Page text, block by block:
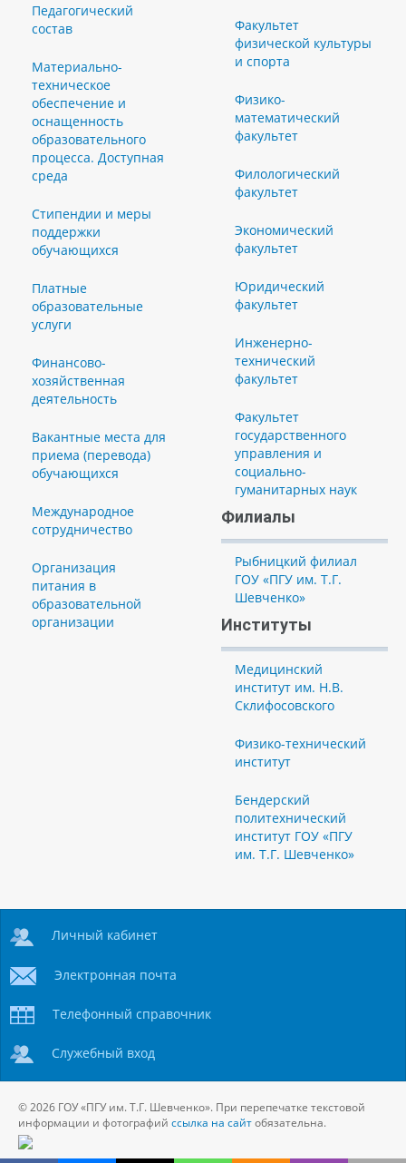
Педагогический
состав
Материально-
техническое
обеспечение и
оснащенность
образовательного
процесса. Доступная
среда
Стипендии и меры
поддержки
обучающихся
Платные
образовательные
услуги
Финансово-
хозяйственная
деятельность
Вакантные места для
приема (перевода)
обучающихся
Международное
сотрудничество
Организация
питания в
образовательной
организации
Факультет
физической культуры
и спорта
Физико-
математический
факультет
Филологический
факультет
Экономический
факультет
Юридический
факультет
Инженерно-
технический
факультет
Факультет
государственного
управления и
социально-
гуманитарных наук
Филиалы
Рыбницкий филиал
ГОУ «ПГУ им. Т.Г.
Шевченко»
Институты
Медицинский
институт им. Н.В.
Склифосовского
Физико-технический
институт
Бендерский
политехнический
институт ГОУ «ПГУ
им. Т.Г. Шевченко»
Личный кабинет
Электронная почта
Телефонный справочник
Служебный вход
© 2026 ГОУ «ПГУ им. Т.Г. Шевченко». При перепечатке текстовой
информации и фотографий ссылка на сайтобязательна.